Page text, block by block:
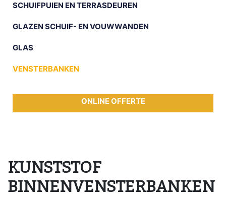
SCHUIFPUIEN EN TERRASDEUREN
GLAZEN SCHUIF- EN VOUWWANDEN
GLAS
VENSTERBANKEN
ONLINE OFFERTE
KUNSTSTOF
BINNENVENSTERBANKEN